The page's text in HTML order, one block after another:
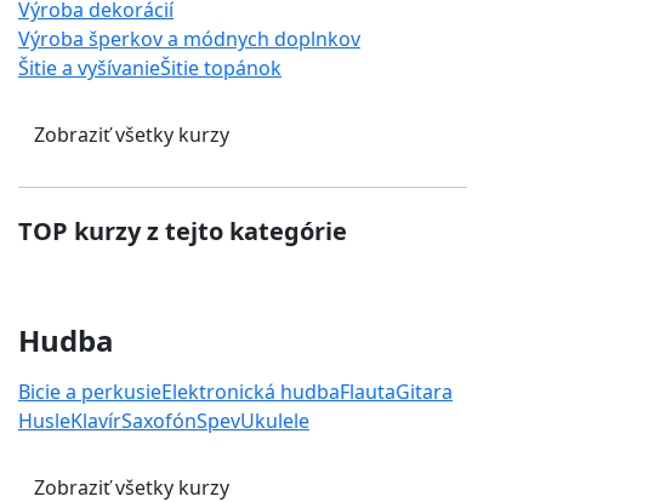
Výroba dekorácií
Výroba šperkov a módnych doplnkov
Šitie a vyšívanieŠitie topánok
Zobraziť všetky kurzy
TOP kurzy z tejto kategórie
Hudba
Bicie a perkusieElektronická hudbaFlautaGitara
HusleKlavírSaxofónSpevUkulele
Zobraziť všetky kurzy